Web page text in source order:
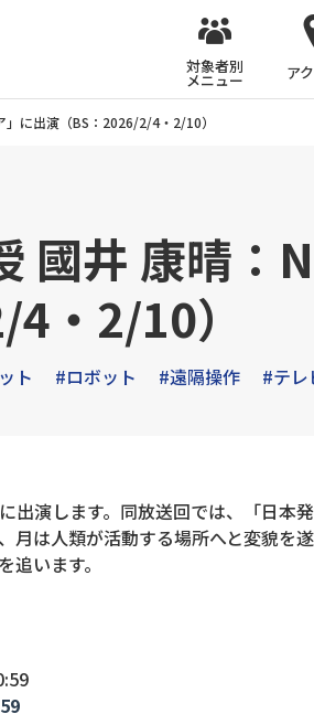
対象者別
メニュー ア
」に出演（BS：2026/2/4・2/10）
國井 康晴：
・2/10）
ト #ロボット #遠隔操作 #テレ
演します。同放送回では、「日本
は人類が活動する場所へと変貌を
います。